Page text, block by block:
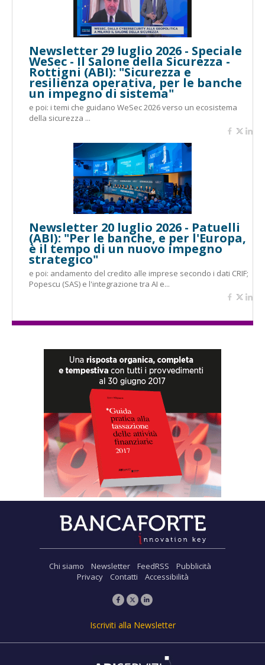
Newsletter 29 luglio 2026 - Speciale
WeSec - Il Salone della Sicurezza -
Rottigni (ABI): "Sicurezza e
resilienza operativa, per le banche
un impegno di sistema"
e poi: i temi che guidano WeSec 2026 verso un ecosistema
della sicurezza ...
Newsletter 20 luglio 2026 - Patuelli
(ABI): "Per le banche, e per l'Europa,
è il tempo di un nuovo impegno
strategico"
e poi: andamento del credito alle imprese secondo i dati CRIF;
Popescu (SAS) e l'integrazione tra AI e...
Chi siamo Newsletter FeedRSS
Pubblicità
Privacy
Contatti Accessibilità
Iscriviti alla Newsletter